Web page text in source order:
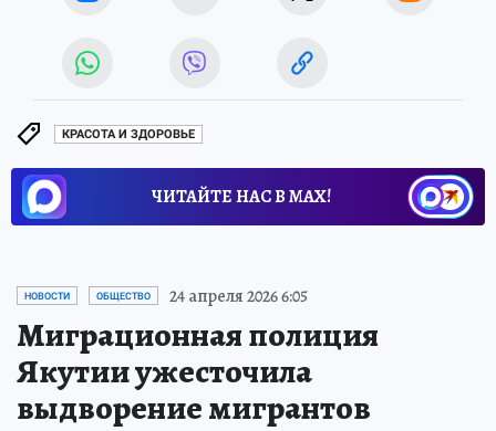
КРАСОТА И ЗДОРОВЬЕ
ЧИТАЙТЕ НАС В МАХ!
НОВОСТИ ОБЩЕСТВО 24 апреля 2026 6:05
Миграционная полиция
Якутии ужесточила
выдворение мигрантов